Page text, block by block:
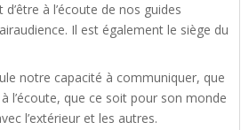
à l’écoute de nos guides
Il est également le siège du
notre capacité à communiquer, que
l’écoute, que ce soit pour son monde
l’extérieur et les autres.